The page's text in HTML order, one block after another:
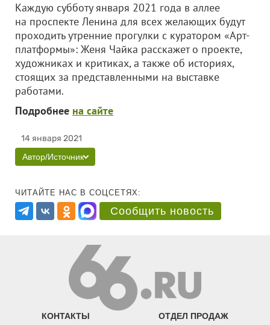
Каждую субботу января 2021 года в аллее
на проспекте Ленина для всех желающих будут
проходить утренние прогулки с куратором «Арт-
платформы»: Женя Чайка расскажет о проекте,
художниках и критиках, а также об историях,
стоящих за представленными на выставке
работами.
Подробнее на сайте
14 января 2021
Автор/Источник
ЧИТАЙТЕ НАС В СОЦСЕТЯХ:
Сообщить новость
КОНТАКТЫ ОТДЕЛ ПРОДАЖ